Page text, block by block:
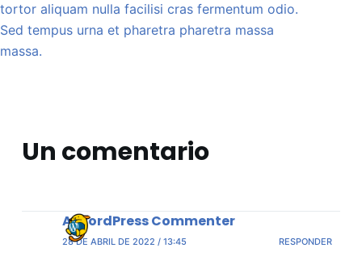
tortor aliquam nulla facilisi cras fermentum odio.
Sed tempus urna et pharetra pharetra massa
massa.
Un comentario
A WordPress Commenter
28 DE ABRIL DE 2022 / 13:45 RESPONDER